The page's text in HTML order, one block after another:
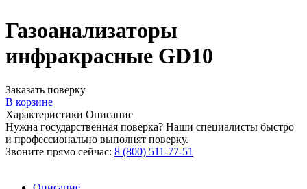
Газоанализаторы
инфракрасные GD10
Заказать поверку
В корзине
Характеристики Описание
Нужна государственная поверка? Наши специалисты быстро
и профессионально выполнят поверку.
Звоните прямо сейчас: 8 (800) 511-77-51